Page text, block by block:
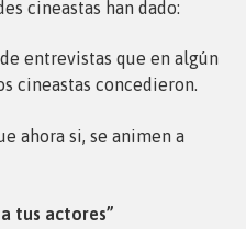
cineastas han dado:
entrevistas que en algún
cineastas concedieron.
ahora si, se animen a
tus actores”